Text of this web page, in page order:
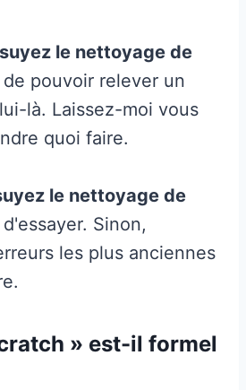
le nettoyage de
pouvoir relever un
là. Laissez-moi vous
quoi faire.
le nettoyage de
Sinon,
les plus anciennes
» est-il formel